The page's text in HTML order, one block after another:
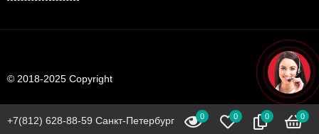
© 2018-2025 Copyright
0 0 0 0
+7(812) 628-88-59 Санкт-Петербург